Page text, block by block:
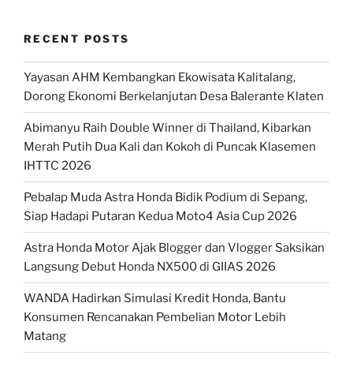
RECENT POSTS
Yayasan AHM Kembangkan Ekowisata Kalitalang,
Dorong Ekonomi Berkelanjutan Desa Balerante Klaten
Abimanyu Raih Double Winner di Thailand, Kibarkan
Merah Putih Dua Kali dan Kokoh di Puncak Klasemen
IHTTC 2026
Pebalap Muda Astra Honda Bidik Podium di Sepang,
Siap Hadapi Putaran Kedua Moto4 Asia Cup 2026
Astra Honda Motor Ajak Blogger dan Vlogger Saksikan
Langsung Debut Honda NX500 di GIIAS 2026
WANDA Hadirkan Simulasi Kredit Honda, Bantu
Konsumen Rencanakan Pembelian Motor Lebih
Matang